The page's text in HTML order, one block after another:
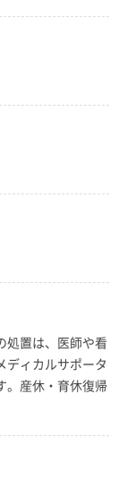
処置は、医師や看
ディカルサポータ
。産休・育休復帰